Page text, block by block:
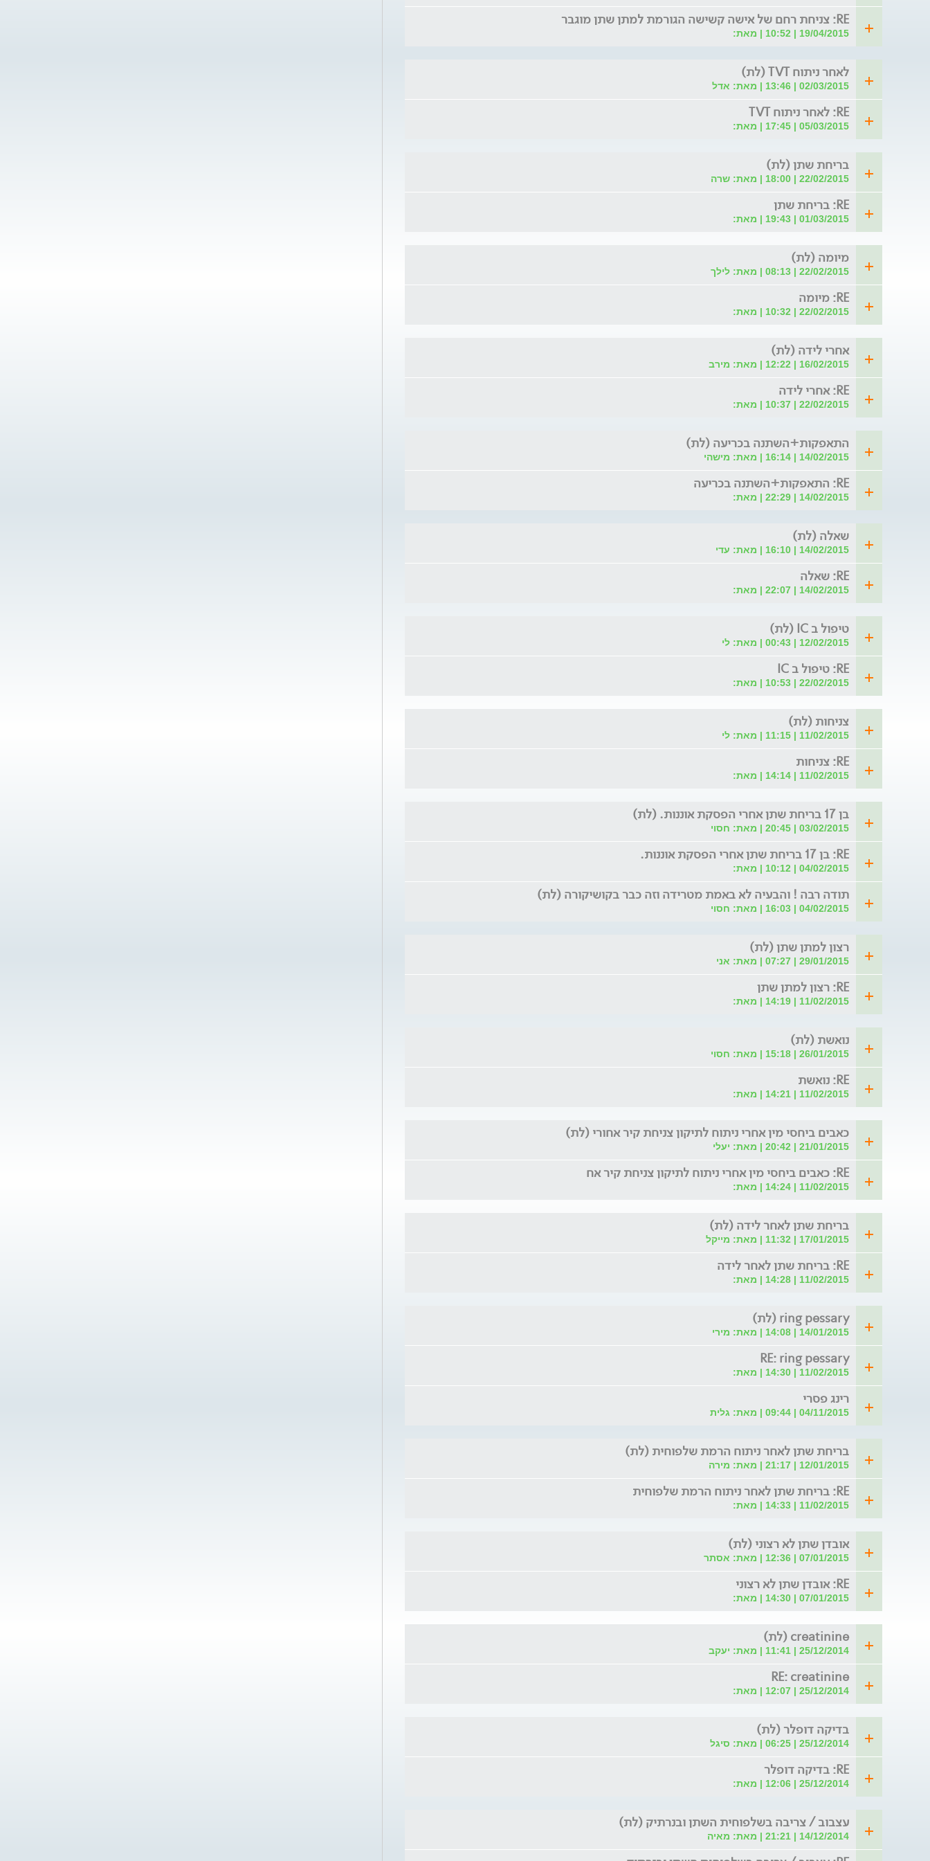
RE: צניחת רחם של אישה קשישה הגורמת למתן שתן מוגבר
19/04/2015 | 10:52 | מאת:
לאחר ניתוח TVT (לת)
02/03/2015 | 13:46 | מאת: אדל
RE: לאחר ניתוח TVT
05/03/2015 | 17:45 | מאת:
בריחת שתן (לת)
22/02/2015 | 18:00 | מאת: שרה
RE: בריחת שתן
01/03/2015 | 19:43 | מאת:
מיומה (לת)
22/02/2015 | 08:13 | מאת: לילך
RE: מיומה
22/02/2015 | 10:32 | מאת:
אחרי לידה (לת)
16/02/2015 | 12:22 | מאת: מירב
RE: אחרי לידה
22/02/2015 | 10:37 | מאת:
התאפקות+השתנה בכריעה (לת)
14/02/2015 | 16:14 | מאת: מישהי
RE: התאפקות+השתנה בכריעה
14/02/2015 | 22:29 | מאת:
שאלה (לת)
14/02/2015 | 16:10 | מאת: עדי
RE: שאלה
14/02/2015 | 22:07 | מאת:
טיפול ב IC (לת)
12/02/2015 | 00:43 | מאת: לי
RE: טיפול ב IC
22/02/2015 | 10:53 | מאת:
צניחות (לת)
11/02/2015 | 11:15 | מאת: לי
RE: צניחות
11/02/2015 | 14:14 | מאת:
בן 17 בריחת שתן אחרי הפסקת אוננות. (לת)
03/02/2015 | 20:45 | מאת: חסוי
RE: בן 17 בריחת שתן אחרי הפסקת אוננות.
04/02/2015 | 10:12 | מאת:
תודה רבה ! והבעיה לא באמת מטרידה וזה כבר בקושיקורה (לת)
04/02/2015 | 16:03 | מאת: חסוי
רצון למתן שתן (לת)
29/01/2015 | 07:27 | מאת: אני
RE: רצון למתן שתן
11/02/2015 | 14:19 | מאת:
נואשת (לת)
26/01/2015 | 15:18 | מאת: חסוי
RE: נואשת
11/02/2015 | 14:21 | מאת:
כאבים ביחסי מין אחרי ניתוח לתיקון צניחת קיר אחורי (לת)
21/01/2015 | 20:42 | מאת: יעלי
RE: כאבים ביחסי מין אחרי ניתוח לתיקון צניחת קיר אח
11/02/2015 | 14:24 | מאת:
בריחת שתן לאחר לידה (לת)
17/01/2015 | 11:32 | מאת: מייקל
RE: בריחת שתן לאחר לידה
11/02/2015 | 14:28 | מאת:
ring pessary (לת)
14/01/2015 | 14:08 | מאת: מירי
RE: ring pessary
11/02/2015 | 14:30 | מאת:
רינג פסרי
04/11/2015 | 09:44 | מאת: גלית
בריחת שתן לאחר ניתוח הרמת שלפוחית (לת)
12/01/2015 | 21:17 | מאת: מירה
RE: בריחת שתן לאחר ניתוח הרמת שלפוחית
11/02/2015 | 14:33 | מאת:
אובדן שתן לא רצוני (לת)
07/01/2015 | 12:36 | מאת: אסתר
RE: אובדן שתן לא רצוני
07/01/2015 | 14:30 | מאת:
creatinine (לת)
25/12/2014 | 11:41 | מאת: יעקב
RE: creatinine
25/12/2014 | 12:07 | מאת:
בדיקה דופלר (לת)
25/12/2014 | 06:25 | מאת: סיגל
RE: בדיקה דופלר
25/12/2014 | 12:06 | מאת:
עצבוב / צריבה בשלפוחית השתן ובנרתיק (לת)
14/12/2014 | 21:21 | מאת: מאיה